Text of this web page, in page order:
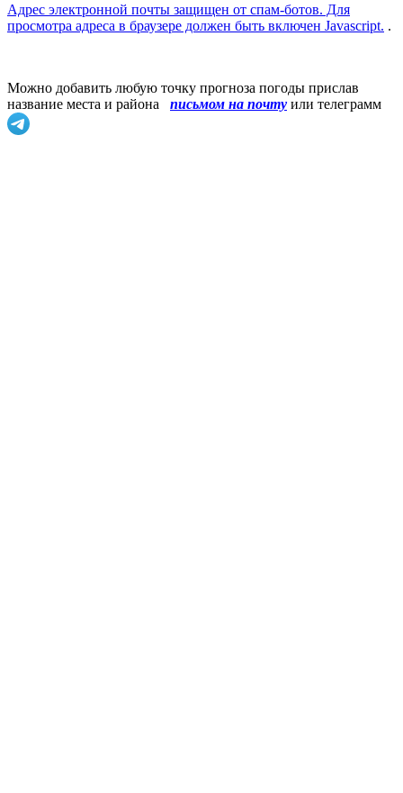
Адрес электронной почты защищен от спам-ботов. Для
просмотра адреса в браузере должен быть включен Javascript. .
Можно добавить любую точку прогноза погоды прислав
название места и района
письмом на почту или телеграмм